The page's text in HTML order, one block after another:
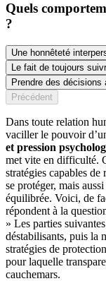
Quels
?
Une honnêteté
Le fait de toujours
Prendre des décisions
Précédent
Dans toute relation
vaciller le pouvoir
et pression
met vite en difficulté.
stratégies capables
se protéger, mais
équilibrée. Voici, de
répondent à la
» Les parties
déstabilisants, puis la
stratégies de
pour laquelle
cauchemars.